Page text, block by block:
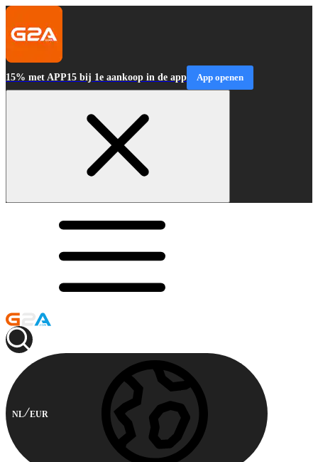
15% met APP15 bij 1e aankoop in de app App openen
NL EUR